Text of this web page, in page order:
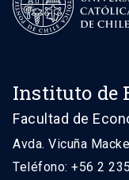
Instituto de
Facultad de
Avda. Vicuña
Teléfono: +56 2